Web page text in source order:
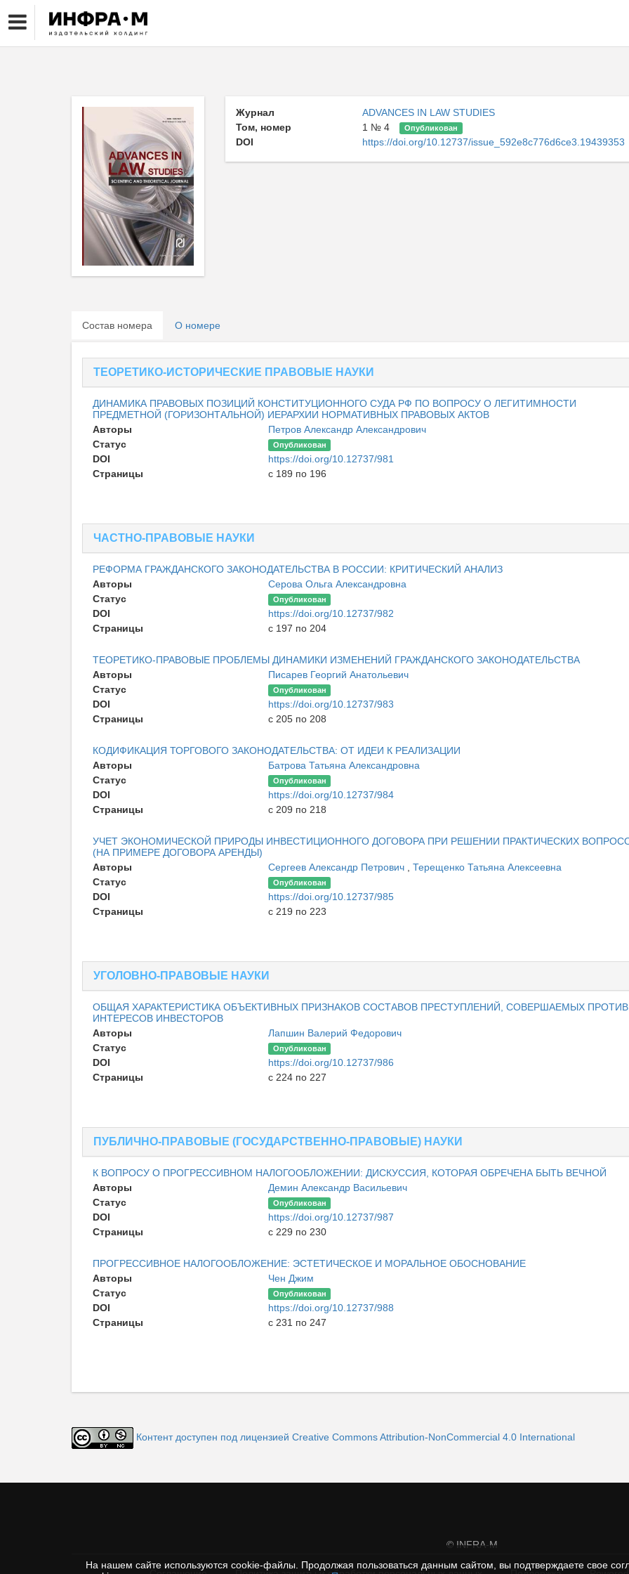
На нашем сайте используются cookie-файлы. Продолжая пользоваться данным сайтом, вы подтверждаете свое
Журнал
ADVANCES IN LAW STUDIES
Том, номер
1 № 4 Опубликован
DOI https://doi.org/10.12737/issue_592e8c776d6ce3.19439353
Состав номера О номере
ТЕОРЕТИКО-ИСТОРИЧЕСКИЕ ПРАВОВЫЕ НАУКИ
ДИНАМИКА ПРАВОВЫХ ПОЗИЦИЙ КОНСТИТУЦИОННОГО CУДА РФ ПО ВОПРОСУ О ЛЕГИТИМНОСТИ
ПРЕДМЕТНОЙ (ГОРИЗОНТАЛЬНОЙ) ИЕРАРХИИ НОРМАТИВНЫХ ПРАВОВЫХ АКТОВ
Авторы
Петров Александр Александрович
Статус
Опубликован
DOI
https://doi.org/10.12737/981
Страницы
с 189 по 196
ЧАСТНО-ПРАВОВЫЕ НАУКИ
РЕФОРМА ГРАЖДАНСКОГО ЗАКОНОДАТЕЛЬСТВА В РОССИИ: КРИТИЧЕСКИЙ АНАЛИЗ
Авторы
Серова Ольга Александровна
Статус
Опубликован
DOI
https://doi.org/10.12737/982
Страницы
с 197 по 204
ТЕОРЕТИКО-ПРАВОВЫЕ ПРОБЛЕМЫ ДИНАМИКИ ИЗМЕНЕНИЙ ГРАЖДАНСКОГО ЗАКОНОДАТЕЛЬСТВА
Авторы
Писарев Георгий Анатольевич
Статус
Опубликован
DOI
https://doi.org/10.12737/983
Страницы
с 205 по 208
КОДИФИКАЦИЯ ТОРГОВОГО ЗАКОНОДАТЕЛЬСТВА: ОТ ИДЕИ К РЕАЛИЗАЦИИ
Авторы
Батрова Татьяна Александровна
Статус
Опубликован
DOI
https://doi.org/10.12737/984
Страницы
с 209 по 218
УЧЕТ ЭКОНОМИЧЕСКОЙ ПРИРОДЫ ИНВЕСТИЦИОННОГО ДОГОВОРА ПРИ РЕШЕНИИ ПРАКТИЧЕСКИХ
(НА ПРИМЕРЕ ДОГОВОРА АРЕНДЫ)
Авторы
Сергеев Александр Петрович
Терещенко Татьяна Алексеевна
Статус
Опубликован
DOI
https://doi.org/10.12737/985
Страницы
с 219 по 223
УГОЛОВНО-ПРАВОВЫЕ НАУКИ
ОБЩАЯ ХАРАКТЕРИСТИКА ОБЪЕКТИВНЫХ ПРИЗНАКОВ СОСТАВОВ ПРЕСТУПЛЕНИЙ, СОВЕРШАЕМЫХ ПРОТИВ
ИНТЕРЕСОВ ИНВЕСТОРОВ
Авторы
Лапшин Валерий Федорович
Статус
Опубликован
DOI
https://doi.org/10.12737/986
Страницы
с 224 по 227
ПУБЛИЧНО-ПРАВОВЫЕ (ГОСУДАРСТВЕННО-ПРАВОВЫЕ) НАУКИ
К ВОПРОСУ О ПРОГРЕССИВНОМ НАЛОГООБЛОЖЕНИИ: ДИСКУССИЯ, КОТОРАЯ ОБРЕЧЕНА БЫТЬ ВЕЧНОЙ
Авторы
Демин Александр Васильевич
Статус
Опубликован
DOI
https://doi.org/10.12737/987
Страницы
с 229 по 230
ПРОГРЕССИВНОЕ НАЛОГООБЛОЖЕНИЕ: ЭСТЕТИЧЕСКОЕ И МОРАЛЬНОЕ ОБОСНОВАНИЕ
Авторы
Чен Джим
Статус
Опубликован
DOI
https://doi.org/10.12737/988
Страницы
с 231 по 247
Контент доступен под лицензией Creative Commons Attribution-NonCommercial 4.0 International
© INFRA-M